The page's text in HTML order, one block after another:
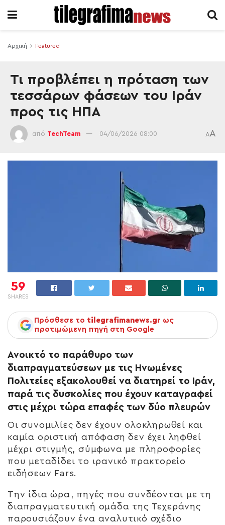
Αρχική Featured
Τι προβλέπει η πρόταση των
τεσσάρων φάσεων του Ιράν
προς τις ΗΠΑ
από TechTeam 04/06/2026 08:00 AA
59
SHARES
Πρόσθεσε το tilegrafimanews.gr ως
προτιμώμενη πηγή στη Google
Ανοικτό το παράθυρο των
διαπραγματεύσεων με τις Ηνωμένες
Πολιτείες εξακολουθεί να διατηρεί το Ιράν,
παρά τις δυσκολίες που έχουν καταγραφεί
στις μέχρι τώρα επαφές των δύο πλευρών
Οι συνομιλίες δεν έχουν ολοκληρωθεί και
καμία οριστική απόφαση δεν έχει ληφθεί
μέχρι στιγμής, σύμφωνα με πληροφορίες
που μεταδίδει το ιρανικό πρακτορείο
ειδήσεων Fars.
Την ίδια ώρα, πηγές που συνδέονται με τη
διαπραγματευτική ομάδα της Τεχεράνης
παρουσιάζουν ένα αναλυτικό σχέδιο